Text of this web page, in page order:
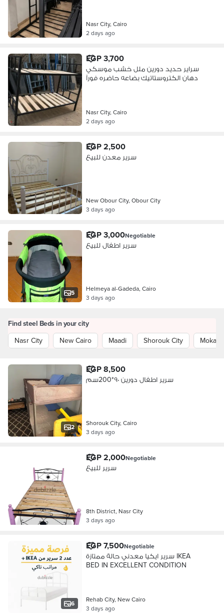
Nasr City, Cairo
2 days ago
EGP 3,700
سراير حديد دورين ملل خشب موسكي
دهان الكتروستاتيك بضاعه حاضره فورآ
Nasr City, Cairo
2 days ago
EGP 2,500
سرير معدن للبيع
New Obour City, Obour City
3 days ago
5
EGP 3,000Negotiable
سرير اطفال للبيع
Helmeya al-Gadeda, Cairo
3 days ago
Find steel Beds in your city
Nasr City
New Cairo Maadi Shorouk City
2
EGP 8,500
سرير اطفال دورين ٩٠*200سم
Shorouk City, Cairo
3 days ago
EGP 2,000Negotiable
سرير للبيع
8th District, Nasr City
3 days ago
6
EGP 7,500Negotiable
سرير ايكيا معدني حالة ممتازة IKEA
BED IN EXCELLENT CONDITION
Rehab City, New Cairo
3 days ago